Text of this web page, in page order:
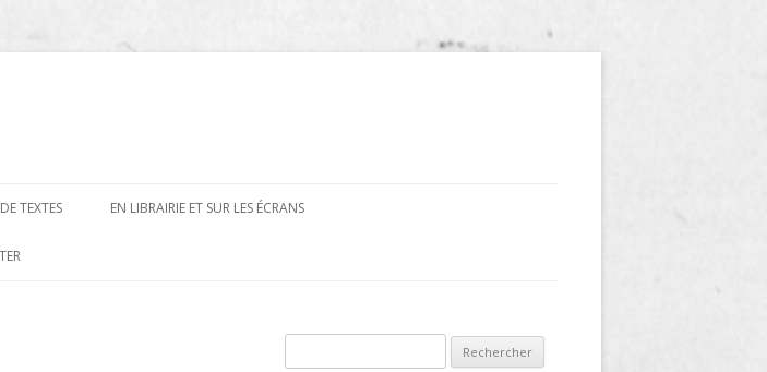
TEXTES EN LIBRAIRIE ET SUR LES ÉCRANS